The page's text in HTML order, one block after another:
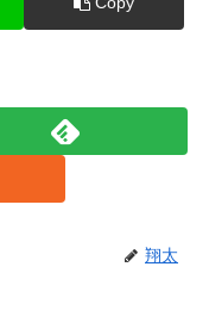
翔太